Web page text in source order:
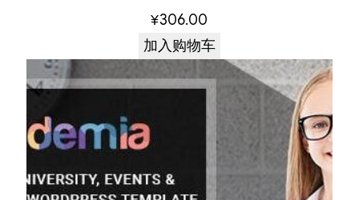
¥306.00
加入购物车